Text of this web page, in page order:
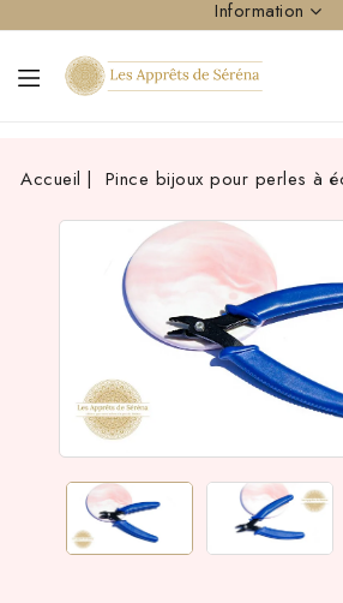
Information
Accueil Pince bijoux pour perles à